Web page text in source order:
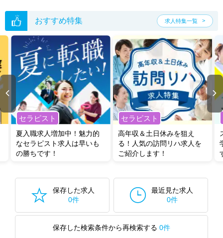
た求人特集
転職支援の他、情報収集や募集状況の確認も、お気軽にご相談くださ
い。
おすすめ特集 求人特集一覧
セラピスト
夏入職求人増加中！魅力的
なセラピスト求人は早いも
の勝ちです！
セラピスト
高年収＆土日休みを狙え
る！人気の訪問リハ求人を
ご紹介します！
保存した求人
0件
最近見た求人
0件
保存した検索条件から再検索する 0件